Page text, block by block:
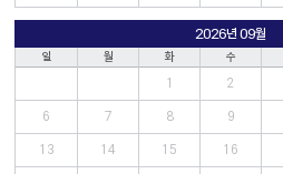
2026년 09월
일 월 화 수
1
2
6 7 8 9
13 14 15 16